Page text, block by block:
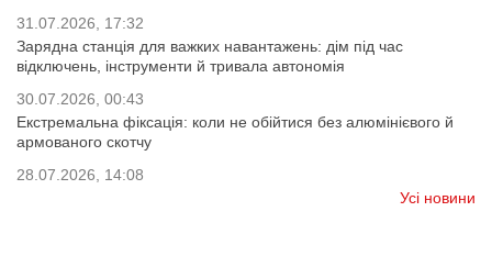
31.07.2026, 17:32
Зарядна станція для важких навантажень: дім під час
відключень, інструменти й тривала автономія
30.07.2026, 00:43
Екстремальна фіксація: коли не обійтися без алюмінієвого й
армованого скотчу
28.07.2026, 14:08
Усі новини